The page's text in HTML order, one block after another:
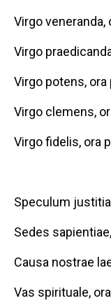
Virgo veneranda,
Virgo
Virgo potens, ora
Virgo clemens,
Virgo fidelis, ora
Speculum
Sedes
Causa nostrae
Vas spirituale,